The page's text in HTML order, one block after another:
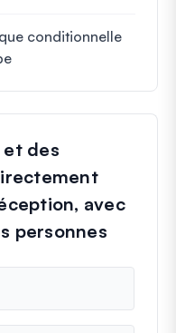
conditionnelle
et des
avec
personnes